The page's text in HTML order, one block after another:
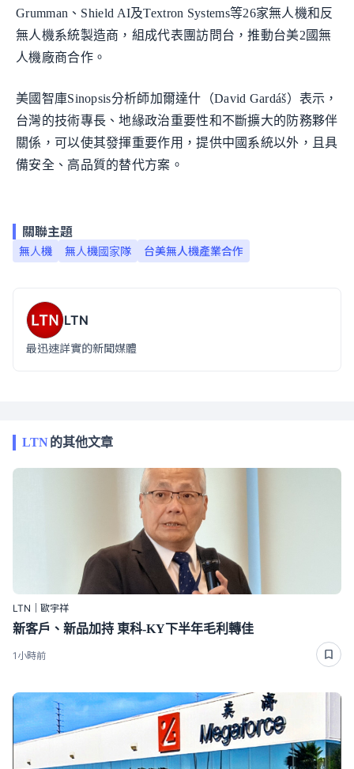
Grumman、Shield AI及Textron Systems等26家無人機和反
無人機系統製造商，組成代表團訪問台，推動台美2國無
人機廠商合作。
美國智庫Sinopsis分析師加爾達什（David Gardáš）表示，
台灣的技術專長、地緣政治重要性和不斷擴大的防務夥伴
關係，可以使其發揮重要作用，提供中國系統以外，且具
備安全、高品質的替代方案。
關聯主題
無人機 無人機國家隊 台美無人機產業合作
LTN
最迅速詳實的新聞媒體
LTN的其他文章
LTN｜歐宇祥
新客戶、新品加持 東科-KY下半年毛利轉佳
1小時前